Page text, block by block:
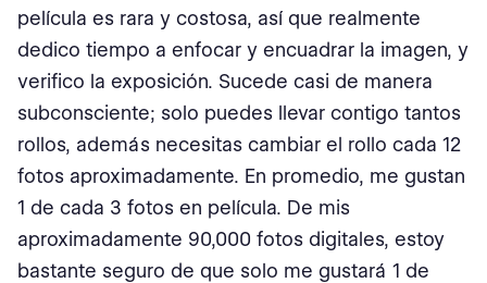
película es rara y costosa, así que realmente
dedico tiempo a enfocar y encuadrar la imagen, y
verifico la exposición. Sucede casi de manera
subconsciente; solo puedes llevar contigo tantos
rollos, además necesitas cambiar el rollo cada 12
fotos aproximadamente. En promedio, me gustan
1 de cada 3 fotos en película. De mis
aproximadamente 90,000 fotos digitales, estoy
bastante seguro de que solo me gustará 1 de